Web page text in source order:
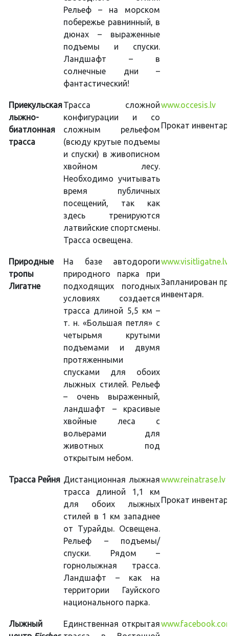
Рельеф – на морском
побережье равнинный, в
дюнах – выраженные
подъемы и спуски.
Ландшафт – в
солнечные дни –
фантастический!
Приекульская
лыжно-
биатлонная
трасса
Трасса сложной
конфигурации и со
сложным рельефом
(всюду крутые подъемы
и спуски) в живописном
хвойном лесу.
Необходимо учитывать
время публичных
посещений, так как
здесь тренируются
латвийские спортсмены.
Трасса освещена.
www.occesis.lv
Прокат
Природные
тропы
Лигатне
На базе автодороги
природного парка при
подходящих погодных
условиях создается
трасса длиной 5,5 км –
т. н. «Большая петля» с
четырьмя крутыми
подъемами и двумя
протяженными
спусками для обоих
лыжных стилей. Рельеф
– очень выраженный,
ландшафт – красивые
хвойные леса с
вольерами для
животных под
открытым небом.
www.visitligatne.lv
Запланирован
инвентаря.
Трасса Рейня Дистанционная лыжная
трасса длиной 1,1 км
для обоих лыжных
стилей в 1 км западнее
от Турайды. Освещена.
Рельеф – подъемы/
спуски. Рядом –
горнолыжная трасса.
Ландшафт – как на
территории Гауйского
национального парка.
www.reinatrase.lv
Прокат
Лыжный
Единственная открытая